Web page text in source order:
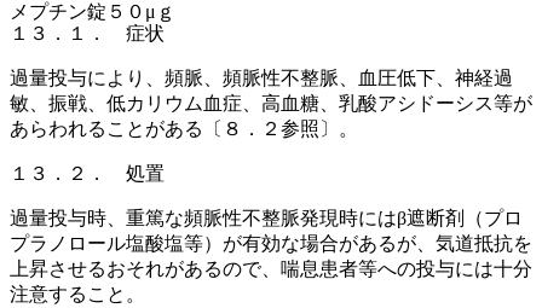
メプチン錠５０μｇ
１３．１． 症状
過量投与により、頻脈、頻脈性不整脈、血圧低下、神経過
敏、振戦、低カリウム血症、高血糖、乳酸アシドーシス等が
あらわれることがある〔８．２参照〕。
１３．２． 処置
過量投与時、重篤な頻脈性不整脈発現時にはβ遮断剤（プロ
プラノロール塩酸塩等）が有効な場合があるが、気道抵抗を
上昇させるおそれがあるので、喘息患者等への投与には十分
注意すること。